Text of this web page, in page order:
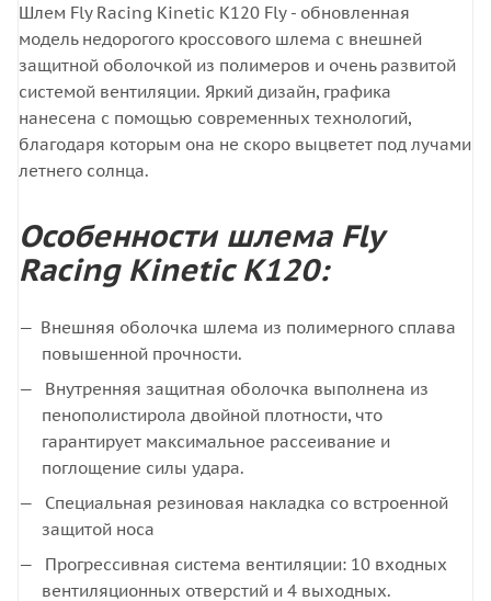
Шлем Fly Racing Kinetic K120 Fly - обновленная
модель недорогого кроссового шлема с внешней
защитной оболочкой из полимеров и очень развитой
системой вентиляции. Яркий дизайн, графика
нанесена с помощью современных технологий,
благодаря которым она не скоро выцветет под лучами
летнего солнца.
Особенности шлема Fly
Racing Kinetic K120:
Внешняя оболочка шлема из полимерного сплава
повышенной прочности.
Внутренняя защитная оболочка выполнена из
пенополистирола двойной плотности, что
гарантирует максимальное рассеивание и
поглощение силы удара.
Специальная резиновая накладка со встроенной
защитой носа
Прогрессивная система вентиляции: 10 входных
вентиляционных отверстий и 4 выходных.